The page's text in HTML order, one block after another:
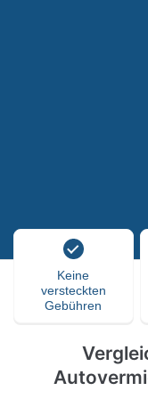
Keine
versteckten
Gebühren